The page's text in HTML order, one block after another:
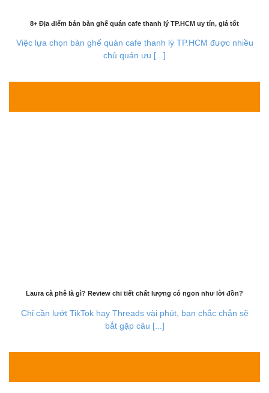
8+ Địa điểm bán bàn ghế quán cafe thanh lý TP.HCM uy tín, giá tốt
Việc lựa chọn bàn ghế quán cafe thanh lý TP.HCM được nhiều
chủ quán ưu [...]
Laura cà phê là gì? Review chi tiết chất lượng có ngon như lời đồn?
Chỉ cần lướt TikTok hay Threads vài phút, bạn chắc chắn sẽ
bắt gặp câu [...]